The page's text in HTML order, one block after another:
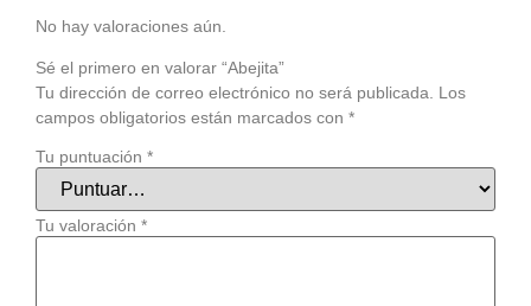
No hay valoraciones aún.
Sé el primero en valorar “Abejita”
Tu dirección de correo electrónico no será publicada. Los
campos obligatorios están marcados con *
Tu puntuación *
Tu valoración *